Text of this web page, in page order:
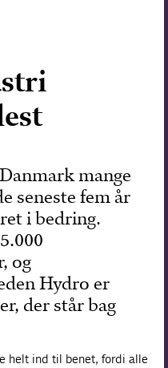
mange
seneste fem år
i bedring.
og
Hydro er
der står bag
helt ind til benet, fordi alle